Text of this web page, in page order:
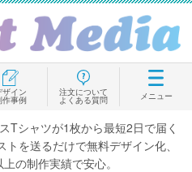
ザイン
作事例
注文について
よくある質問 メニュー
Tシャツが1枚から最短2日で届く
を送るだけで無料デザイン化、
の制作実績で安心。